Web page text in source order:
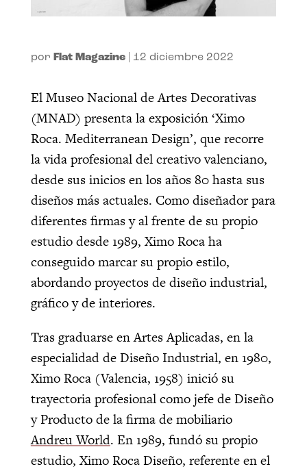
por Flat Magazine| 12 diciembre 2022
El Museo Nacional de Artes Decorativas
(MNAD) presenta la exposición ‘Ximo
Roca. Mediterranean Design’, que recorre
la vida profesional del creativo valenciano,
desde sus inicios en los años 80 hasta sus
diseños más actuales. Como diseñador para
diferentes firmas y al frente de su propio
estudio desde 1989, Ximo Roca ha
conseguido marcar su propio estilo,
abordando proyectos de diseño industrial,
gráfico y de interiores.
Tras graduarse en Artes Aplicadas, en la
especialidad de Diseño Industrial, en 1980,
Ximo Roca (Valencia, 1958) inició su
trayectoria profesional como jefe de Diseño
y Producto de la firma de mobiliario
Andreu World. En 1989, fundó su propio
estudio, Ximo Roca Diseño, referente en el